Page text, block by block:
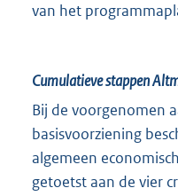
van het
Cumulatieve stappen
Bij de voorgenomen
basisvoorziening
algemeen
getoetst aan de vier